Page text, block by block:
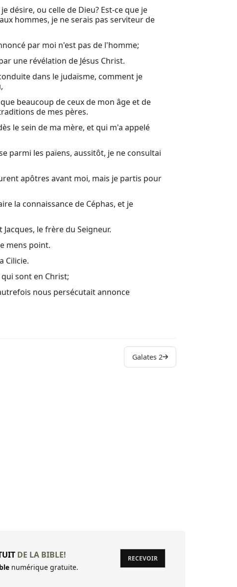
désire, ou celle de Dieu? Est-ce que je
hommes, je ne serais pas serviteur de
par moi n'est pas de l'homme;
une révélation de Jésus Christ.
dans le judaïsme, comment je
beaucoup de ceux de mon âge et de
de mes pères.
le sein de ma mère, et qui m'a appelé
parmi les païens, aussitôt, je ne consultai
apôtres avant moi, mais je partis pour
la connaissance de Céphas, et je
le frère du Seigneur.
mens point.
Cilicie.
qui sont en Christ;
nous persécutait annonce
Galates 2
DE LA BIBLE!
numérique gratuite.
RECEVOIR